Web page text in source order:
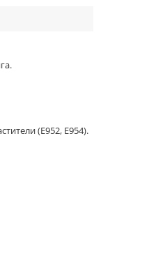
(Е952, Е954).